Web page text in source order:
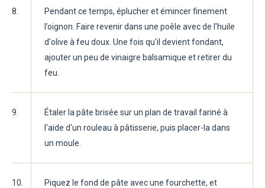
8.
Pendant ce temps, éplucher et émincer finement
l’oignon. Faire revenir dans une poêle avec de l'huile
d'olive à feu doux. Une fois qu'il devient fondant,
ajouter un peu de vinaigre balsamique et retirer du
feu.
9.
Étaler la pâte brisée sur un plan de travail fariné à
l'aide d'un rouleau à pâtisserie, puis placer-la dans
un moule.
10.
Piquez le fond de pâte avec une fourchette, et